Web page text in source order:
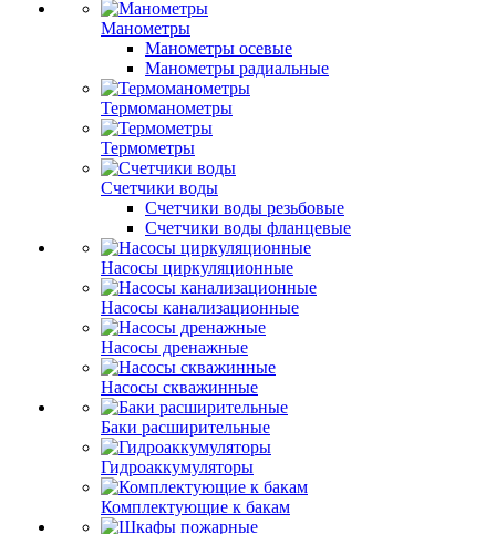
Манометры
Манометры осевые
Манометры радиальные
Термоманометры
Термометры
Счетчики воды
Счетчики воды резьбовые
Счетчики воды фланцевые
Насосы циркуляционные
Насосы канализационные
Насосы дренажные
Насосы скважинные
Баки расширительные
Гидроаккумуляторы
Комплектующие к бакам